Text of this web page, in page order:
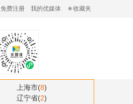
免费注册 我的优媒体 收藏夹
上海市(8)
辽宁省(2)